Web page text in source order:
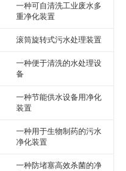
一种可自清洗工业废水多
重净化装置
滚筒旋转式污水处理装置
一种便于清洗的水处理设
备
一种节能供水设备用净化
装置
一种用于生物制药的污水
净化装置
一种防堵塞高效杀菌的净